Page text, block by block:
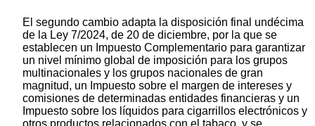
El segundo cambio adapta la disposición final undécima
de la Ley 7/2024, de 20 de diciembre, por la que se
establecen un Impuesto Complementario para garantizar
un nivel mínimo global de imposición para los grupos
multinacionales y los grupos nacionales de gran
magnitud, un Impuesto sobre el margen de intereses y
comisiones de determinadas entidades financieras y un
Impuesto sobre los líquidos para cigarrillos electrónicos y